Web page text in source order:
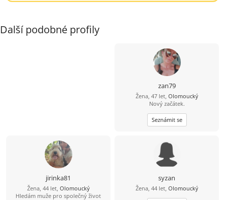
Další podobné profily
zan79
Žena, 47 let, Olomoucký
Nový začátek.
Seznámit se
jirinka81
Žena, 44 let, Olomoucký
Hledám muže pro společný život
syzan
Žena, 44 let, Olomoucký